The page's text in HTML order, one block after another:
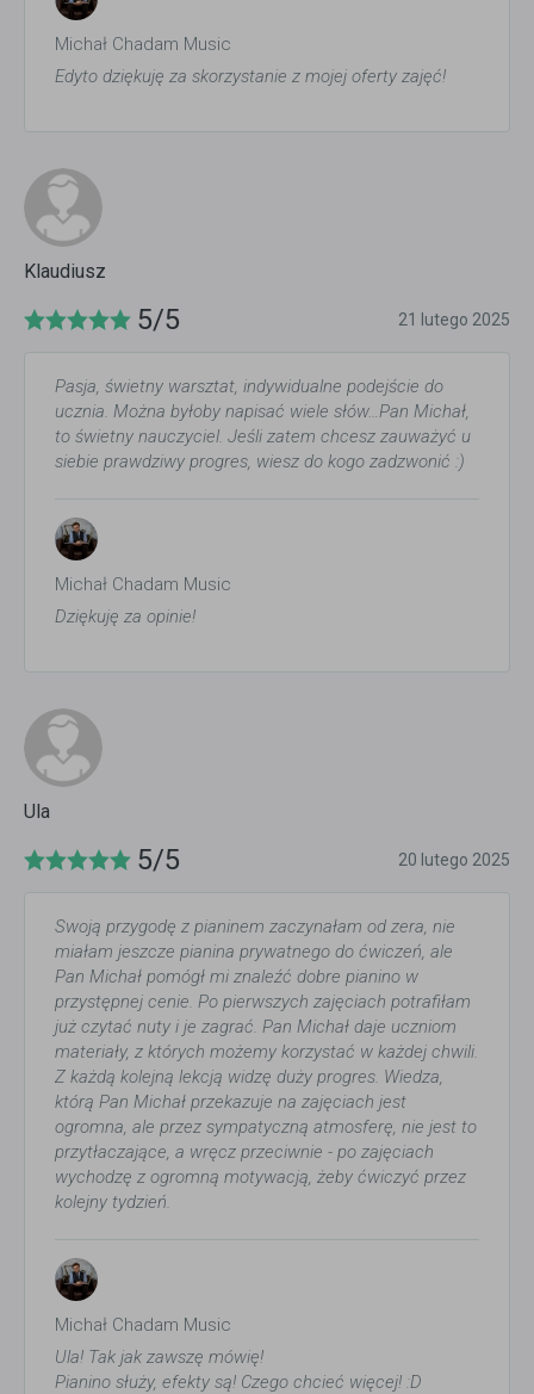
Michał Chadam Music
Edyto dziękuję za skorzystanie z mojej oferty zajęć!
Klaudiusz
5/5 21 lutego 2025
Pasja, świetny warsztat, indywidualne podejście do
ucznia. Można byłoby napisać wiele słów…Pan Michał,
to świetny nauczyciel. Jeśli zatem chcesz zauważyć u
siebie prawdziwy progres, wiesz do kogo zadzwonić :)
Michał Chadam Music
Dziękuję za opinie!
Ula
5/5 20 lutego 2025
Swoją przygodę z pianinem zaczynałam od zera, nie
miałam jeszcze pianina prywatnego do ćwiczeń, ale
Pan Michał pomógł mi znaleźć dobre pianino w
przystępnej cenie. Po pierwszych zajęciach potrafiłam
już czytać nuty i je zagrać. Pan Michał daje uczniom
materiały, z których możemy korzystać w każdej chwili.
Z każdą kolejną lekcją widzę duży progres. Wiedza,
którą Pan Michał przekazuje na zajęciach jest
ogromna, ale przez sympatyczną atmosferę, nie jest to
przytłaczające, a wręcz przeciwnie - po zajęciach
wychodzę z ogromną motywacją, żeby ćwiczyć przez
kolejny tydzień.
Michał Chadam Music
Ula! Tak jak zawszę mówię!
Pianino służy, efekty są! Czego chcieć więcej! :D